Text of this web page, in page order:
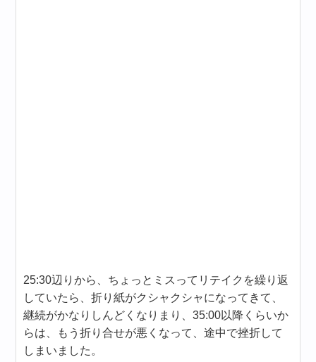
25:30辺りから、ちょっとミスってリテイクを繰り返
していたら、折り紙がクシャクシャになってきて、
継続がかなりしんどくなりまり、35:00以降くらいか
らは、もう折り合せが悪くなって、途中で挫折して
しまいました。